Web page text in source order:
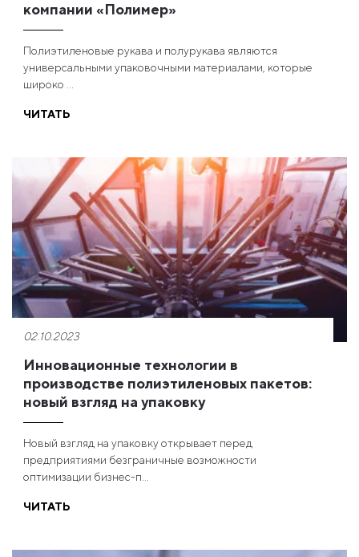
компании «Полимер»
Полиэтиленовые рукава и полурукава являются
универсальными упаковочными материалами, которые
широко ...
ЧИТАТЬ
02.10.2023
Инновационные технологии в
производстве полиэтиленовых пакетов:
новый взгляд на упаковку
Новый взгляд на упаковку открывает перед
предприятиями безграничные возможности
оптимизации бизнес-п...
ЧИТАТЬ